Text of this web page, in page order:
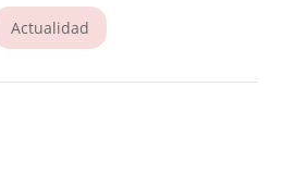
Actualidad